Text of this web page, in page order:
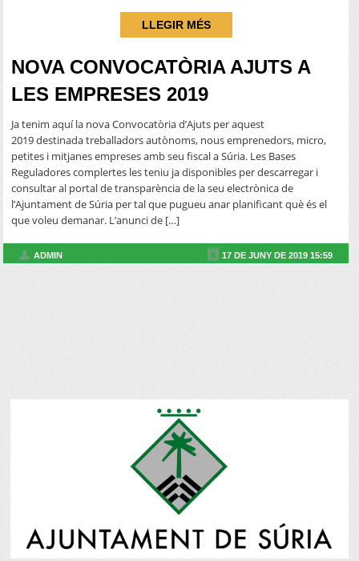
LLEGIR MÉS
NOVA CONVOCATÒRIA AJUTS A
LES EMPRESES 2019
Ja tenim aquí la nova Convocatòria d’Ajuts per aquest
2019 destinada treballadors autònoms, nous emprenedors, micro,
petites i mitjanes empreses amb seu fiscal a Súria. Les Bases
Reguladores complertes les teniu ja disponibles per descarregar i
consultar al portal de transparència de la seu electrònica de
l’Ajuntament de Súria per tal que pugueu anar planificant què és el
que voleu demanar. L’anunci de […]
ADMIN 17 DE JUNY DE 2019 15:59